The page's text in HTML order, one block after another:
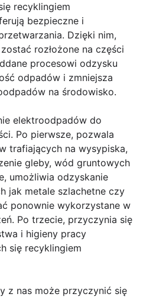
recyklingiem
bezpieczne i
Dzięki nim,
rozłożone na części
procesowi odzysku
odpadów i zmniejsza
na środowisko.
elektroodpadów do
Po pierwsze, pozwala
trafiających na wysypiska,
gleby, wód gruntowych
umożliwia odzyskanie
jak metale szlachetne czy
ponownie wykorzystane w
Po trzecie, przyczynia się
i higieny pracy
się recyklingiem
z nas może przyczynić się